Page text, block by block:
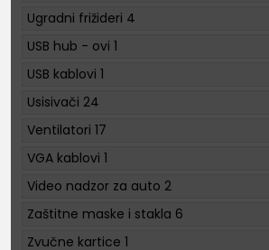
Ugradni frižideri 4
USB hub - ovi 1
USB kablovi 1
Usisivači 24
Ventilatori 17
VGA kablovi 1
Video nadzor za auto 2
Zaštitne maske i stakla 6
Zvučne kartice 1